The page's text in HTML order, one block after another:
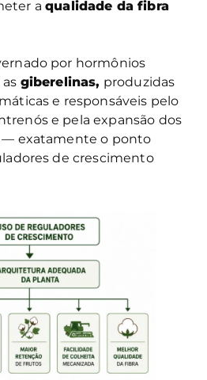
aqualidade da fibra
por hormônios
giberelinas, produzidas
e responsáveis pelo
e pela expansão dos
exatamente o ponto
de crescimento